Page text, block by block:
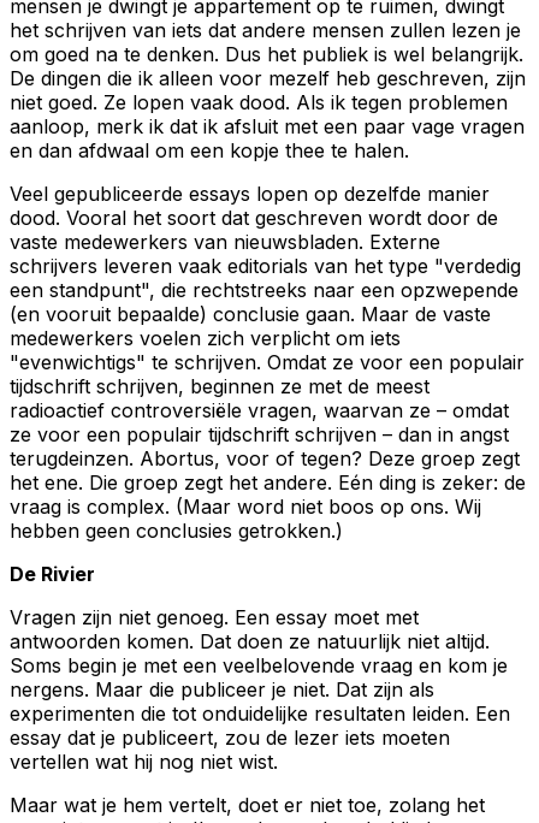
mensen je dwingt je appartement op te ruimen, dwingt
het schrijven van iets dat andere mensen zullen lezen je
om goed na te denken. Dus het publiek is wel belangrijk.
De dingen die ik alleen voor mezelf heb geschreven, zijn
niet goed. Ze lopen vaak dood. Als ik tegen problemen
aanloop, merk ik dat ik afsluit met een paar vage vragen
en dan afdwaal om een kopje thee te halen.
Veel gepubliceerde essays lopen op dezelfde manier
dood. Vooral het soort dat geschreven wordt door de
vaste medewerkers van nieuwsbladen. Externe
schrijvers leveren vaak editorials van het type "verdedig
een standpunt", die rechtstreeks naar een opzwepende
(en vooruit bepaalde) conclusie gaan. Maar de vaste
medewerkers voelen zich verplicht om iets
"evenwichtigs" te schrijven. Omdat ze voor een populair
tijdschrift schrijven, beginnen ze met de meest
radioactief controversiële vragen, waarvan ze – omdat
ze voor een populair tijdschrift schrijven – dan in angst
terugdeinzen. Abortus, voor of tegen? Deze groep zegt
het ene. Die groep zegt het andere. Eén ding is zeker: de
vraag is complex. (Maar word niet boos op ons. Wij
hebben geen conclusies getrokken.)
De Rivier
Vragen zijn niet genoeg. Een essay moet met
antwoorden komen. Dat doen ze natuurlijk niet altijd.
Soms begin je met een veelbelovende vraag en kom je
nergens. Maar die publiceer je niet. Dat zijn als
experimenten die tot onduidelijke resultaten leiden. Een
essay dat je publiceert, zou de lezer iets moeten
vertellen wat hij nog niet wist.
Maar wat je hem vertelt, doet er niet toe, zolang het